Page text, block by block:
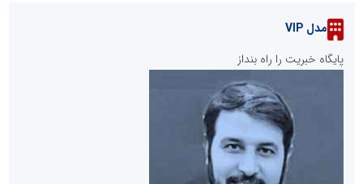
مدل VIP
پایگاه خبریت را راه بنداز